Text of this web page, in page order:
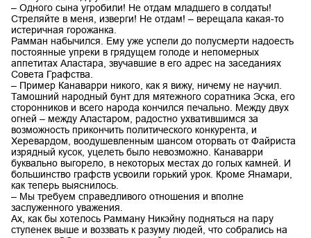
– Одного сына угробили! Не отдам младшего в солдаты!
Стреляйте в меня, изверги! Не отдам! – верещала какая-то
истеричная горожанка.
Рамман набычился. Ему уже успели до полусмерти надоесть
постоянные упреки в грядущем голоде и непомерных
аппетитах Аластара, звучавшие в его адрес на заседаниях
Совета Графства.
– Пример Канаварри никого, как я вижу, ничему не научил.
Тамошний народный бунт для мятежного соратника Эска, его
сторонников и всего народа кончился печально. Между двух
огней – между Аластаром, радостно ухватившимся за
возможность прикончить политического конкурента, и
Херевардом, воодушевленным шансом оторвать от Файриста
изрядный кусок, уцелеть было невозможно. Канаварри
буквально выгорело, в некоторых местах до голых камней. И
большинство графств усвоили горький урок. Кроме Янамари,
как теперь выяснилось.
– Мы требуем справедливого отношения и вполне
заслуженного уважения.
Ах, как бы хотелось Рамману Никэйну подняться на пару
ступенек выше и воззвать к разуму людей, что собрались на